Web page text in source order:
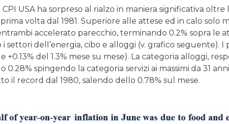
USA ha sorpreso al rialzo in maniera significativa
volta dal 1981. Superiore alle attese ed in calo solo
accelerato parecchio, terminando 0.2% sopra le
i settori dell’energia, cibo e alloggi (v. grafico seguente).
+0.13% del 1.3% mese su mese). La categoria alloggi,
0.28% spingendo la categoria servizi ai massimi da 31
il record dal 1980, salendo dello 0.78% sul mese.